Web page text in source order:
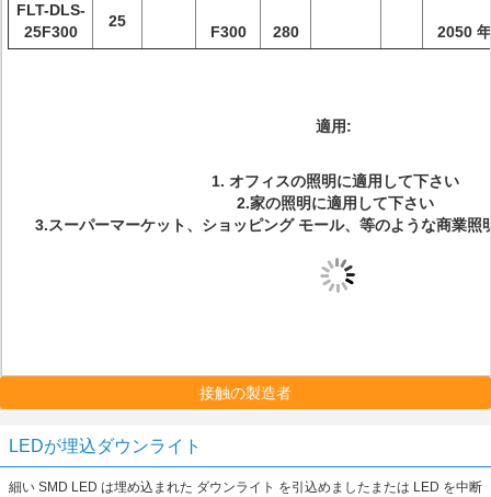
FLT-DLS-
25F300
25
F300 280 2050 年
適用:
1. オフィスの照明に適用して下さい
2.家の照明に適用して下さい
3.スーパーマーケット、ショッピング モール、等のような商業照
接触の製造者
LEDが埋込ダウンライト
細い SMD LED は埋め込まれた ダウンライト を引込めましたまたは LED を中断